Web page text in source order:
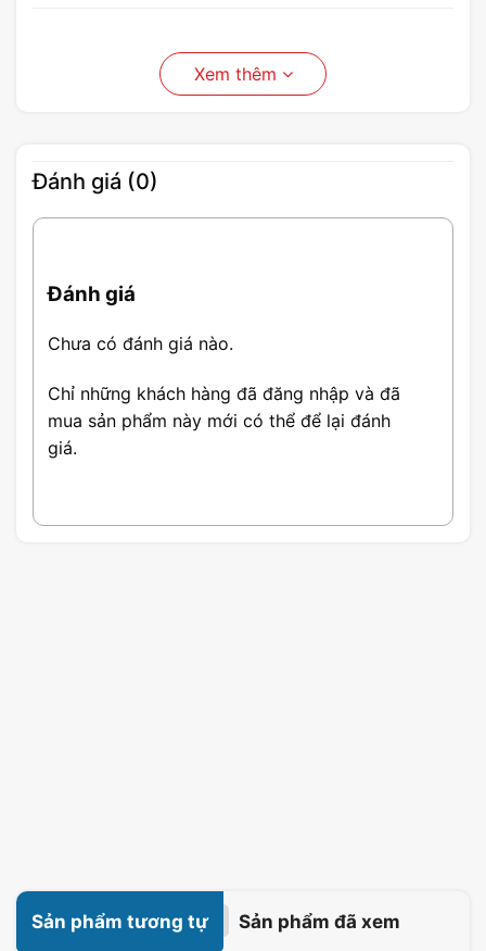
Xem thêm
Đánh giá (0)
Đánh giá
Chưa có đánh giá nào.
Chỉ những khách hàng đã đăng nhập và đã
mua sản phẩm này mới có thể để lại đánh
giá.
Sản phẩm tương tự Sản phẩm đã xem